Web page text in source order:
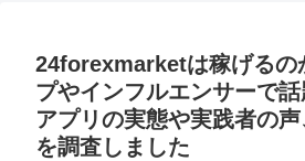
24forexmarketは稼げるの
プやインフルエンサーで
アプリの実態や実践者の
を調査しました